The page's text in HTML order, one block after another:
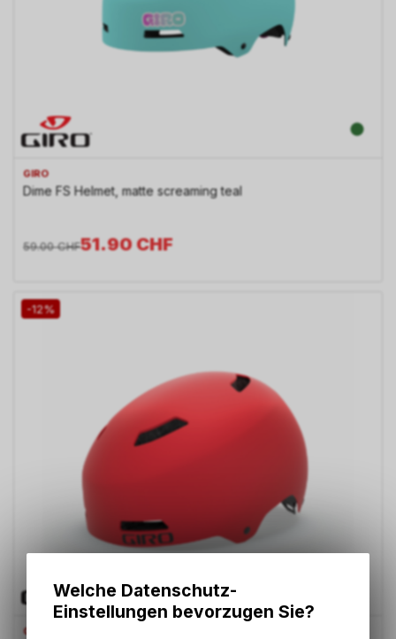
GIRO
Dime FS Helmet, matte screaming teal
51.90CHF
59.00 CHF
-12%
GIRO
Welche Datenschutz-
Einstellungen bevorzugen Sie?